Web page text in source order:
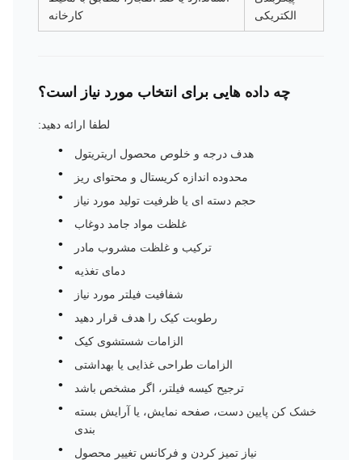
الکتریکی
کارخانه
چه داده هایی برای انتخاب مورد نیاز است؟
لطفا ارائه دهید:
هدف درجه و خلوص محصول اریتریتول
محدوده اندازه کریستال و محتوای ریز
حجم دسته ای یا ظرفیت تولید مورد نیاز
غلظت مواد جامد دوغاب
ترکیب و غلظت مشروب مادر
دمای تغذیه
شفافیت فیلتر مورد نیاز
رطوبت کیک را هدف قرار دهید
الزامات شستشوی کیک
الزامات طراحی غذایی یا بهداشتی
ترجیح کیسه فیلتر، اگر مشخص باشد
خشک کن پایین دست، صفحه نمایش، یا آرایش بسته
بندی
نیاز تمیز کردن و فرکانس تغییر محصول